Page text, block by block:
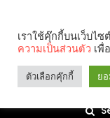
เราใช้คุ๊กกี้บนเว็บไ
ความเป็นส่วนตัว เพื่
ตัวเลือกคุ๊กกี้ ย